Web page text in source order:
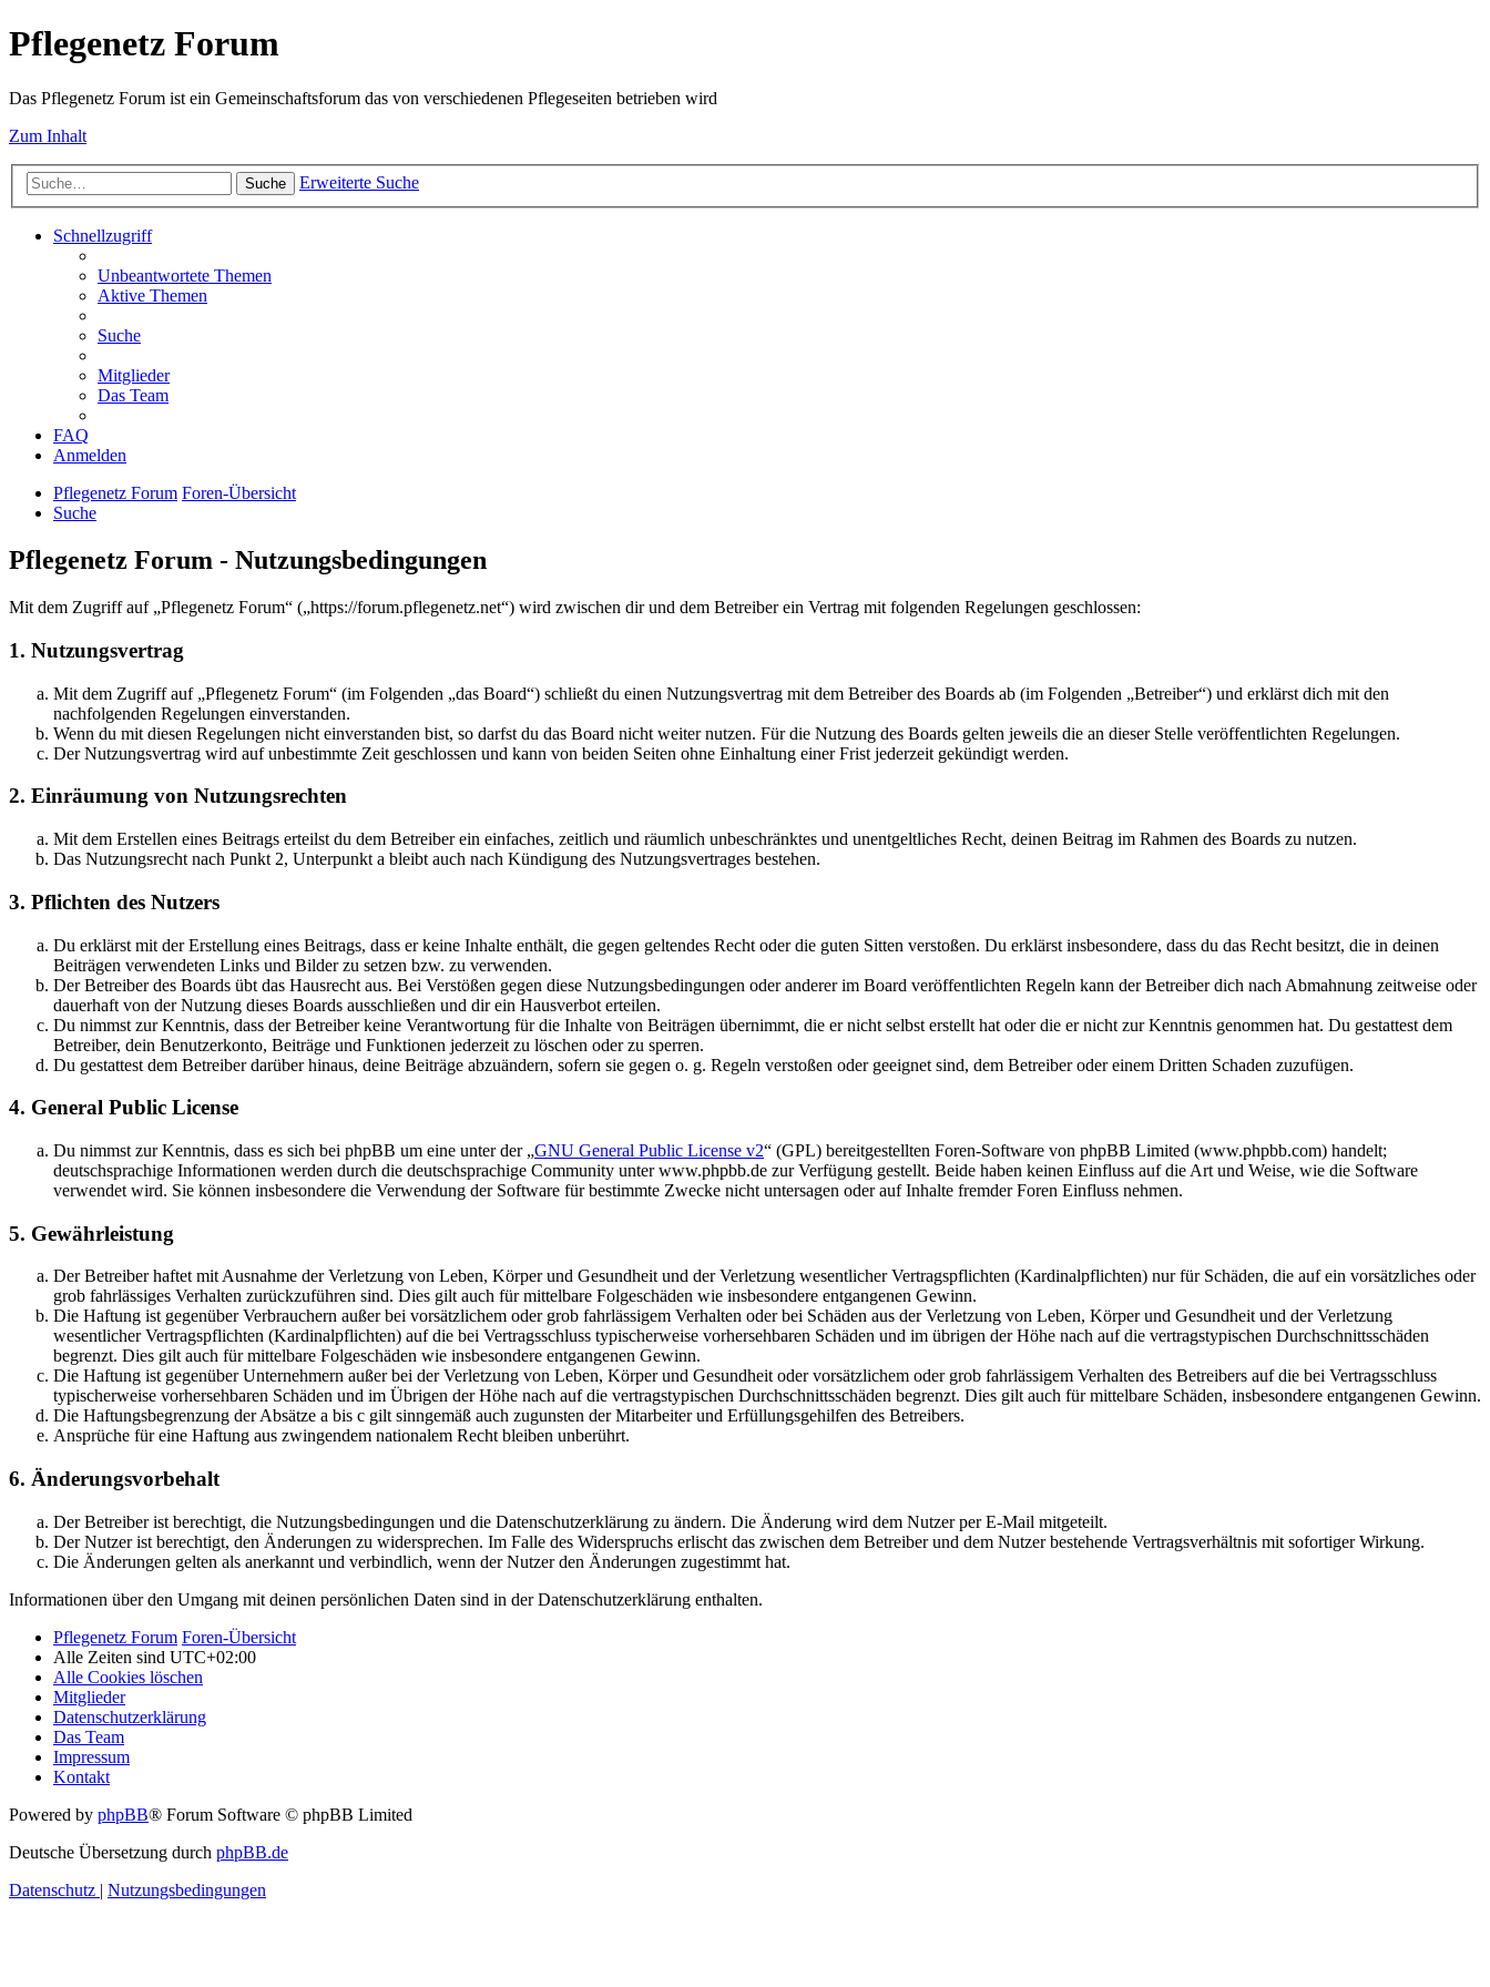
Pflegenetz Forum
Das Pflegenetz Forum ist ein Gemeinschaftsforum das von verschiedenen Pflegeseiten betrieben wird
Zum Inhalt
Suche Erweiterte Suche
Schnellzugriff
Unbeantwortete Themen
Aktive Themen
Suche
Mitglieder
Das Team
FAQ
Anmelden
Pflegenetz Forum Foren-Übersicht
Suche
Pflegenetz Forum - Nutzungsbedingungen
Mit dem Zugriff auf „Pflegenetz Forum“ („https://forum.pflegenetz.net“) wird zwischen dir und dem Betreiber ein Vertrag mit folgenden Regelungen geschlossen:
1. Nutzungsvertrag
Mit dem Zugriff auf „Pflegenetz Forum“ (im Folgenden „das Board“) schließt du einen Nutzungsvertrag mit dem Betreiber des Boards ab (im Folgenden „Betreiber“) und erklärst dich mit den
nachfolgenden Regelungen einverstanden.
Wenn du mit diesen Regelungen nicht einverstanden bist, so darfst du das Board nicht weiter nutzen. Für die Nutzung des Boards gelten jeweils die an dieser Stelle veröffentlichten Regelungen.
Der Nutzungsvertrag wird auf unbestimmte Zeit geschlossen und kann von beiden Seiten ohne Einhaltung einer Frist jederzeit gekündigt werden.
2. Einräumung von Nutzungsrechten
Mit dem Erstellen eines Beitrags erteilst du dem Betreiber ein einfaches, zeitlich und räumlich unbeschränktes und unentgeltliches Recht, deinen Beitrag im Rahmen des Boards zu nutzen.
Das Nutzungsrecht nach Punkt 2, Unterpunkt a bleibt auch nach Kündigung des Nutzungsvertrages bestehen.
3. Pflichten des Nutzers
Du erklärst mit der Erstellung eines Beitrags, dass er keine Inhalte enthält, die gegen geltendes Recht oder die guten Sitten verstoßen. Du erklärst insbesondere, dass du das Recht besitzt, die in deinen
Beiträgen verwendeten Links und Bilder zu setzen bzw. zu verwenden.
Der Betreiber des Boards übt das Hausrecht aus. Bei Verstößen gegen diese Nutzungsbedingungen oder anderer im Board veröffentlichten Regeln kann der Betreiber dich nach Abmahnung zeitweise oder
dauerhaft von der Nutzung dieses Boards ausschließen und dir ein Hausverbot erteilen.
Du nimmst zur Kenntnis, dass der Betreiber keine Verantwortung für die Inhalte von Beiträgen übernimmt, die er nicht selbst erstellt hat oder die er nicht zur Kenntnis genommen hat. Du gestattest dem
Betreiber, dein Benutzerkonto, Beiträge und Funktionen jederzeit zu löschen oder zu sperren.
Du gestattest dem Betreiber darüber hinaus, deine Beiträge abzuändern, sofern sie gegen o. g. Regeln verstoßen oder geeignet sind, dem Betreiber oder einem Dritten Schaden zuzufügen.
4. General Public License
Du nimmst zur Kenntnis, dass es sich bei phpBB um eine unter der „GNU General Public License v2“ (GPL) bereitgestellten Foren-Software von phpBB Limited (www.phpbb.com) handelt;
deutschsprachige Informationen werden durch die deutschsprachige Community unter www.phpbb.de zur Verfügung gestellt. Beide haben keinen Einfluss auf die Art und Weise, wie die Software
verwendet wird. Sie können insbesondere die Verwendung der Software für bestimmte Zwecke nicht untersagen oder auf Inhalte fremder Foren Einfluss nehmen.
5. Gewährleistung
Der Betreiber haftet mit Ausnahme der Verletzung von Leben, Körper und Gesundheit und der Verletzung wesentlicher Vertragspflichten (Kardinalpflichten) nur für Schäden, die auf ein vorsätzliches oder
grob fahrlässiges Verhalten zurückzuführen sind. Dies gilt auch für mittelbare Folgeschäden wie insbesondere entgangenen Gewinn.
Die Haftung ist gegenüber Verbrauchern außer bei vorsätzlichem oder grob fahrlässigem Verhalten oder bei Schäden aus der Verletzung von Leben, Körper und Gesundheit und der Verletzung
wesentlicher Vertragspflichten (Kardinalpflichten) auf die bei Vertragsschluss typischerweise vorhersehbaren Schäden und im übrigen der Höhe nach auf die vertragstypischen Durchschnittsschäden
begrenzt. Dies gilt auch für mittelbare Folgeschäden wie insbesondere entgangenen Gewinn.
Die Haftung ist gegenüber Unternehmern außer bei der Verletzung von Leben, Körper und Gesundheit oder vorsätzlichem oder grob fahrlässigem Verhalten des Betreibers auf die bei Vertragsschluss
typischerweise vorhersehbaren Schäden und im Übrigen der Höhe nach auf die vertragstypischen Durchschnittsschäden begrenzt. Dies gilt auch für mittelbare Schäden, insbesondere entgangenen Gewinn.
Die Haftungsbegrenzung der Absätze a bis c gilt sinngemäß auch zugunsten der Mitarbeiter und Erfüllungsgehilfen des Betreibers.
Ansprüche für eine Haftung aus zwingendem nationalem Recht bleiben unberührt.
6. Änderungsvorbehalt
Der Betreiber ist berechtigt, die Nutzungsbedingungen und die Datenschutzerklärung zu ändern. Die Änderung wird dem Nutzer per E-Mail mitgeteilt.
Der Nutzer ist berechtigt, den Änderungen zu widersprechen. Im Falle des Widerspruchs erlischt das zwischen dem Betreiber und dem Nutzer bestehende Vertragsverhältnis mit sofortiger Wirkung.
Die Änderungen gelten als anerkannt und verbindlich, wenn der Nutzer den Änderungen zugestimmt hat.
Informationen über den Umgang mit deinen persönlichen Daten sind in der Datenschutzerklärung enthalten.
Pflegenetz Forum Foren-Übersicht
Alle Zeiten sind UTC+02:00
Alle Cookies löschen
Mitglieder
Datenschutzerklärung
Das Team
Impressum
Kontakt
Powered by phpBB® Forum Software © phpBB Limited
Deutsche Übersetzung durch phpBB.de
Datenschutz | Nutzungsbedingungen